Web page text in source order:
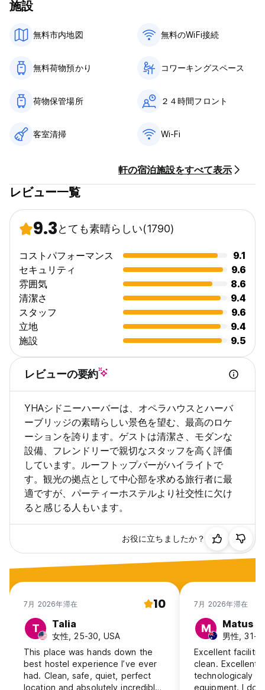
施設
無料市内地図 無料のWiFi接続
無料荷物預かり コワーキングスペース
荷物保管場所 ２４時間フロント
客室清掃 Wi-Fi
軒の宿泊施設をすべて表示
レビュー一覧
9.3とても素晴らしい(1790)
コストパフォーマンス
9.1
セキュリティ
9.6
雰囲気
8.6
清潔さ
9.4
スタッフ
9.6
立地
9.4
施設
9.5
レビューの要約
YHAシドニーハーバーは、オペラハウスとハーバ
ーブリッジの素晴らしい景色を望む、最高のロケ
ーションを誇ります。ゲストは清潔さ、モダンな
設備、フレンドリーで親切なスタッフを高く評価
しています。ルーフトップバーがハイライトで
す。観光の拠点として中心部を求める旅行者に最
適ですが、パーティーホステルより社交性に欠け
ると感じる人もいます。
お役に立ちましたか？
7月 2026年滞在 10
T Talia
女性, 25-30, USA
This place was hands down the
best hostel experience I’ve ever
had. Clean, safe, quiet, perfect
location and absolutely incredible
7月 2026年滞在
M Matus
男性, 31-
Excellent
clean. Excellent
technologicaly
equipment. I